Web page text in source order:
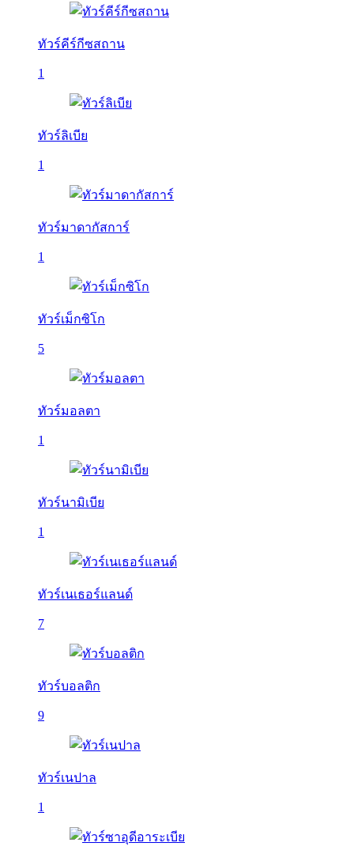
ทัวร์คีร์กีซสถาน
1
ทัวร์ลิเบีย
1
ทัวร์มาดากัสการ์
1
ทัวร์เม็กซิโก
5
ทัวร์มอลตา
1
ทัวร์นามิเบีย
1
ทัวร์เนเธอร์แลนด์
7
ทัวร์บอลติก
9
ทัวร์เนปาล
1